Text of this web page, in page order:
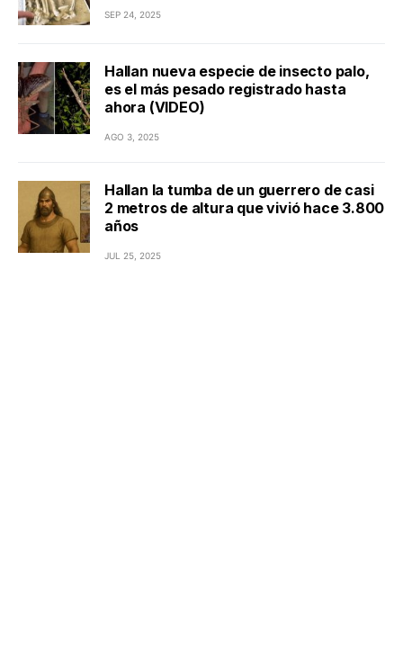
SEP 24, 2025
Hallan nueva especie de insecto palo,
es el más pesado registrado hasta
ahora (VIDEO)
AGO 3, 2025
Hallan la tumba de un guerrero de casi
2 metros de altura que vivió hace 3.800
años
JUL 25, 2025